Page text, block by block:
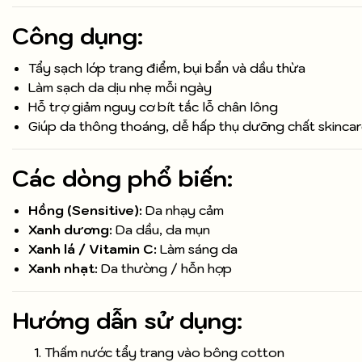
Công dụng:
Tẩy sạch lớp trang điểm, bụi bẩn và dầu thừa
Làm sạch da dịu nhẹ mỗi ngày
Hỗ trợ giảm nguy cơ bít tắc lỗ chân lông
Giúp da thông thoáng, dễ hấp thụ dưỡng chất
Các dòng phổ biến:
Hồng (Sensitive): Da nhạy cảm
Xanh dương: Da dầu, da mụn
Xanh lá / Vitamin C: Làm sáng da
Xanh nhạt: Da thường / hỗn hợp
Hướng dẫn sử dụng:
Thấm nước tẩy trang vào bông cotton